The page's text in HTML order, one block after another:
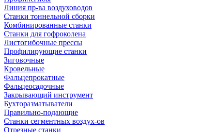
Линия пр-ва воздуховодов
Станки тоннельной сборки
Комбинированные станки
Станки для гофроколена
Листогибочные прессы
Профилирующие станки
Зиговочные
Кровельные
Фальцепрокатные
Фальцеосадочные
Закрывающий инструмент
Бухторазматыватели
Правильно-подающие
Станки сегментных воздух-ов
Отрезные станки